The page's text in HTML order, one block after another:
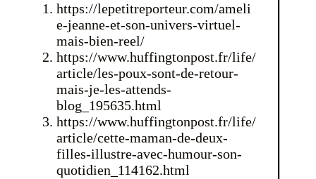
https://lepetitreporteur.com/ameli
e-jeanne-et-son-univers-virtuel-
mais-bien-reel/
https://www.huffingtonpost.fr/life/
article/les-poux-sont-de-retour-
mais-je-les-attends-
blog_195635.html
https://www.huffingtonpost.fr/life/
article/cette-maman-de-deux-
filles-illustre-avec-humour-son-
quotidien_114162.html